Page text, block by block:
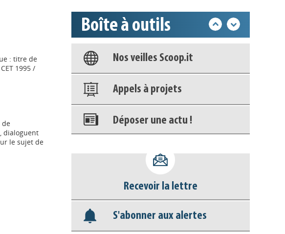
: titre de
1995 /
de
dialoguent
le sujet de
Boîte à outils
Base documentaire
Nos veilles Scoop.it
Appels à projets
Déposer une actu !
déconnecter)
Base documentaire
Nos veilles Scoop.it
Recevoir la lettre
S'abonner aux alertes